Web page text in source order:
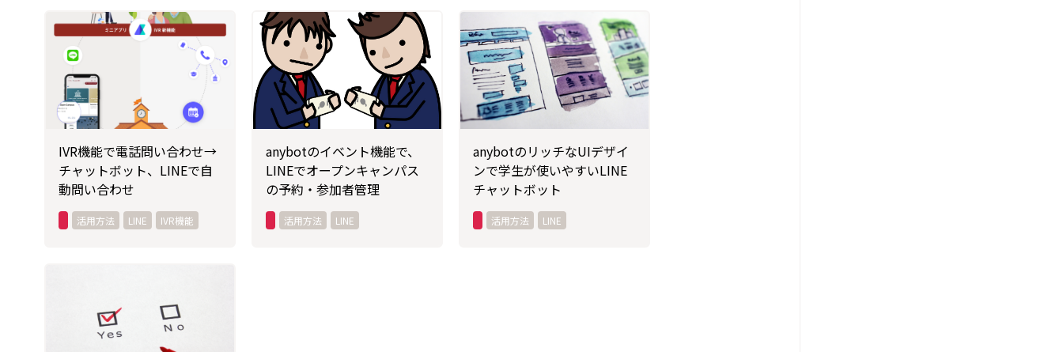
IVR機能で電話問い合わせ→
チャットボット、LINEで自
動問い合わせ
活用方法 LINE IVR機能
anybotのイベント機能で、
LINEでオープンキャンパス
の予約・参加者管理
活用方法 LINE
anybotのリッチなUIデザイ
ンで学生が使いやすいLINE
チャットボット
活用方法 LINE